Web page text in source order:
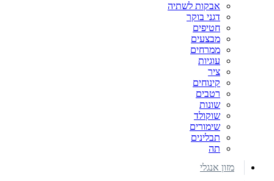
אבקות לשתיה
דגני בוקר
חטיפים
מבצעים
ממרחים
עוגיות
ציר
קינוחים
רטבים
שונות
שוקולד
שימורים
תבלינים
תה
מזון אנגלי